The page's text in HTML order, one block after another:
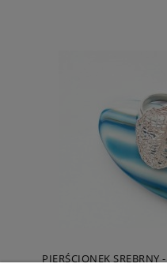
PIERŚCIONEK SREBRNY